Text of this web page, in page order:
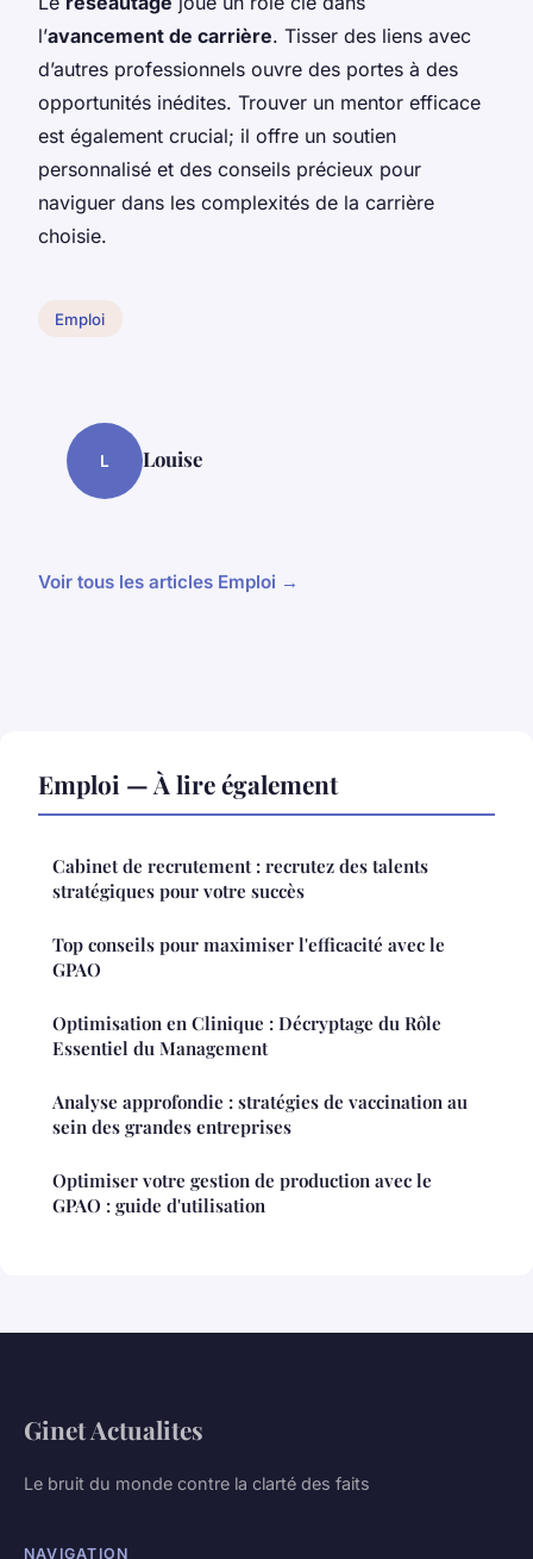
l’avancement de carrière. Tisser des liens avec
d’autres professionnels ouvre des portes à des
opportunités inédites. Trouver un mentor efficace
est également crucial; il offre un soutien
personnalisé et des conseils précieux pour
naviguer dans les complexités de la carrière
choisie.
Emploi
L Louise
Voir tous les articles Emploi →
Emploi — À lire également
Cabinet de recrutement : recrutez des talents
stratégiques pour votre succès
Top conseils pour maximiser l'efficacité avec le
GPAO
Optimisation en Clinique : Décryptage du Rôle
Essentiel du Management
Analyse approfondie : stratégies de vaccination au
sein des grandes entreprises
Optimiser votre gestion de production avec le
GPAO : guide d'utilisation
Ginet Actualites
Le bruit du monde contre la clarté des faits
NAVIGATION